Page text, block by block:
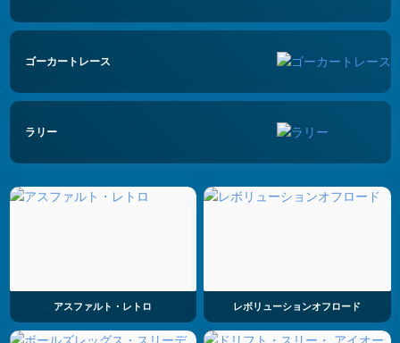
ゴーカートレース
ラリー
アスファルト・レトロ レボリューションオフロード